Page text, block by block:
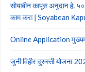
सोयाबीन कापूस अनुदान हे.
काम करा | Soyabean
Online Application
जुनी विहीर दुरुस्ती योजना